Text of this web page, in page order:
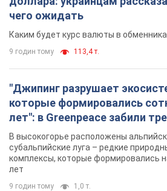
чего ожидать
Каким будет курс валюты в
9 годин тому 113,4 т.
"Джипинг разрушает
которые формировались
лет": в Greenpeace забили
В высокогорье расположены
субальпийские луга – редкие
комплексы, которые формировались
лет
9 годин тому 1,0 т.